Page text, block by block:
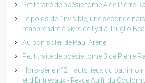
Petit traité de poésie tome 4 de Pierre
Le poids de l'invisible, une seconde
réapprendre à vivre de Lydia Truglio
Au bon soleil de Paul Arène
Petit traité de poésie tome 3 de Pierre
Hors-série n°2 Hauts lieux du
et d'Entrevaux - Revue Au fil du Coulomp